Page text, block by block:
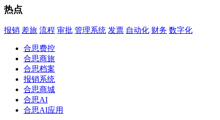
热点
报销 差旅 流程 审批 管理系统 发票 自动化 财务 数字化
合思费控
合思商旅
合思档案
报销系统
合思商城
合思AI
合思AI应用